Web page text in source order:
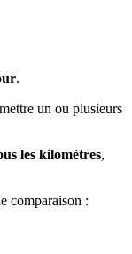
.
un ou plusieurs
les kilomètres,
comparaison :